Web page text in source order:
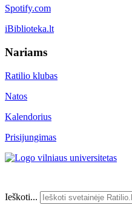
Spotify.com
iBiblioteka.lt
Nariams
Ratilio klubas
Natos
Kalendorius
Prisijungimas
Ieškoti...